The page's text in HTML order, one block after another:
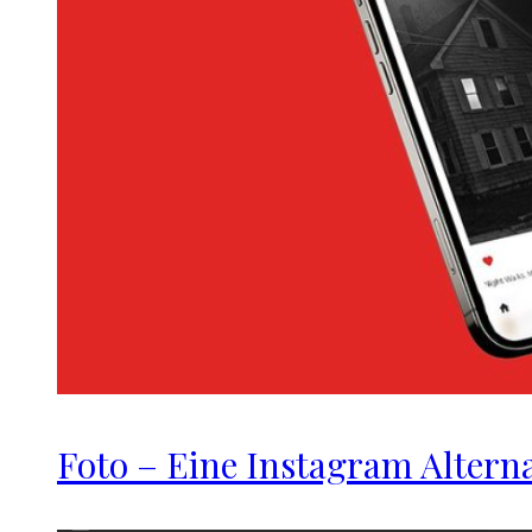
Foto – Eine Instagram